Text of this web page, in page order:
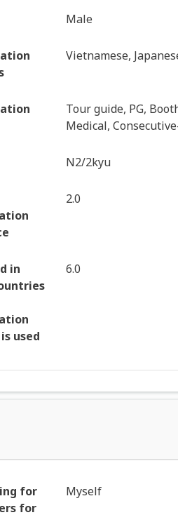
Male
Vietnamese,
Tour guide, PG,
Medical,
N2/2kyu
2.0
in
used
6.0
for
for
Myself